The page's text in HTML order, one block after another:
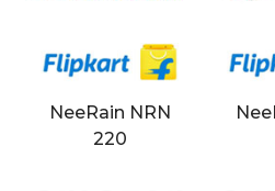
NeeRain NRN
220